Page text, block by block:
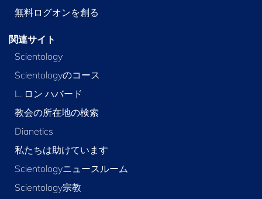
無料ログオンを創る
関連サイト
Scientology
Scientologyのコース
L. ロン ハバード
教会の所在地の検索
Dianetics
私たちは助けています
Scientologyニュースルーム
Scientology宗教